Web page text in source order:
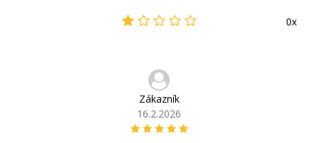
0x
Zákazník
16.2.2026